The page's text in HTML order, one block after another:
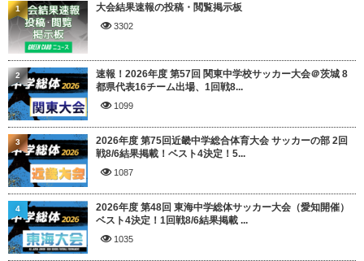
大会結果速報の投稿・閲覧掲示板
3302
1
速報！2026年度 第57回 関東中学校サッカー大会＠茨城 8
都県代表16チーム出場、1回戦8...
1099
2
2026年度 第75回近畿中学総合体育大会 サッカーの部 2回
戦8/6結果掲載！ベスト4決定！5...
1087
3
2026年度 第48回 東海中学総体サッカー大会（愛知開催）
ベスト4決定！1回戦8/6結果掲載 ...
1035
4